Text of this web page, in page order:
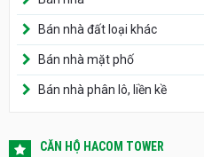
Bán nhà đất loại khác
Bán nhà mặt phố
Bán nhà phân lô, liền kề
CĂN HỘ HACOM TOWER